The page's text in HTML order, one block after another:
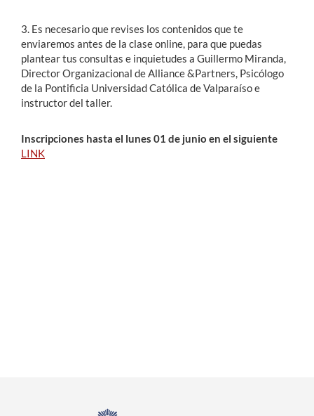
3. Es necesario que revises los contenidos que te
enviaremos antes de la clase online, para que puedas
plantear tus consultas e inquietudes a Guillermo Miranda,
Director Organizacional de Alliance &Partners, Psicólogo
de la Pontificia Universidad Católica de Valparaíso e
instructor del taller.
Inscripciones hasta el lunes 01 de junio en el siguiente
LINK